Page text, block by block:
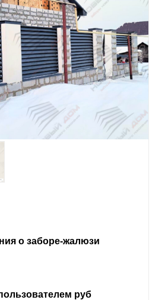
о заборе-жалюзи
руб